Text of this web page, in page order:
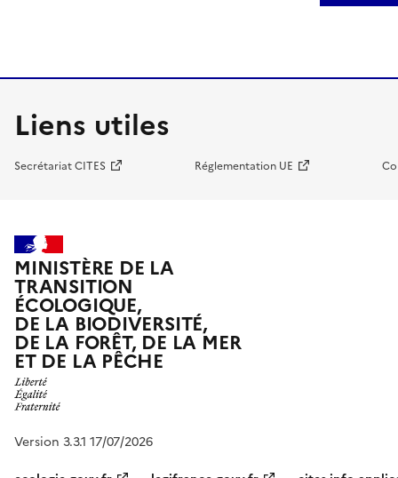
Liens utiles
Secrétariat CITES Réglementation UE
MINISTÈRE DE LA
TRANSITION
ÉCOLOGIQUE,
DE LA BIODIVERSITÉ,
DE LA FORÊT, DE LA MER
ET DE LA PÊCHE
Version 3.3.1 17/07/2026